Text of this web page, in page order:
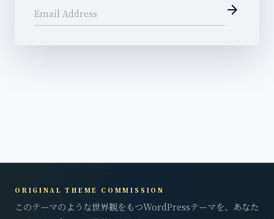
arrow_forward
ORIGINAL THEME COMMISSION
このテーマのような世界観をもつWordPressテーマを、あなた